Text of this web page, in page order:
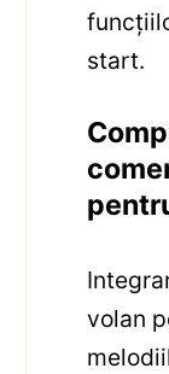
start.
volan